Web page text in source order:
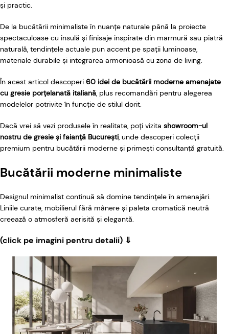
și practic.
De la bucătării minimaliste în nuanțe naturale până la proiecte
spectaculoase cu insulă și finisaje inspirate din marmură sau piatră
naturală, tendințele actuale pun accent pe spații luminoase,
materiale durabile și integrarea armonioasă cu zona de living.
În acest articol descoperi 60 idei de bucătării moderne amenajate
cu gresie porțelanată italiană, plus recomandări pentru alegerea
modelelor potrivite în funcție de stilul dorit.
Dacă vrei să vezi produsele în realitate, poți vizita showroom-ul
nostru de gresie și faianță București, unde descoperi colecții
premium pentru bucătării moderne și primești consultanță gratuită.
Bucătării moderne minimaliste
Designul minimalist continuă să domine tendințele în amenajări.
Liniile curate, mobilierul fără mânere și paleta cromatică neutră
creează o atmosferă aerisită și elegantă.
(click pe imagini pentru detalii) ⇓